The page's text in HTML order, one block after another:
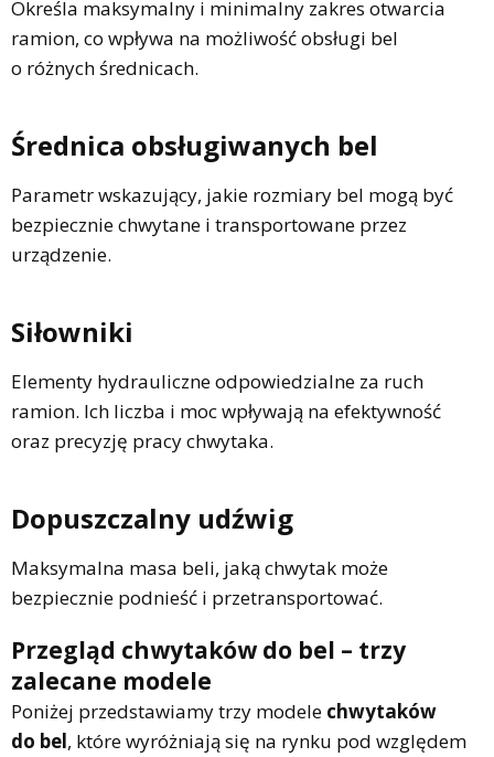
Określa maksymalny i minimalny zakres otwarcia
ramion, co wpływa na możliwość obsługi bel
o różnych średnicach.
Średnica obsługiwanych bel
Parametr wskazujący, jakie rozmiary bel mogą być
bezpiecznie chwytane i transportowane przez
urządzenie.
Siłowniki
Elementy hydrauliczne odpowiedzialne za ruch
ramion. Ich liczba i moc wpływają na efektywność
oraz precyzję pracy chwytaka.
Dopuszczalny udźwig
Maksymalna masa beli, jaką chwytak może
bezpiecznie podnieść i przetransportować.
Przegląd chwytaków do bel – trzy
zalecane modele
Poniżej przedstawiamy trzy modele chwytaków
do bel, które wyróżniają się na rynku pod względem